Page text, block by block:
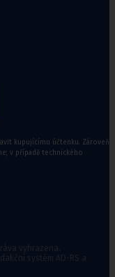
kupujícímu účtenku. Zároveň
v případě technického